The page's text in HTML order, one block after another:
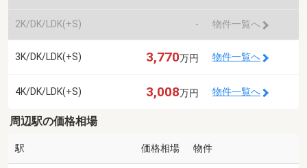
2K/DK/LDK(+S) - 物件一覧へ
3K/DK/LDK(+S) 3,770万円 物件一覧へ
4K/DK/LDK(+S) 3,008万円 物件一覧へ
周辺駅の価格相場
駅 価格相場 物件